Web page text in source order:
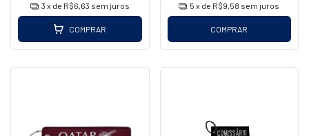
3 x de R$6,63 sem juros
COMPRAR
5 x de R$9,58 sem juros
COMPRAR